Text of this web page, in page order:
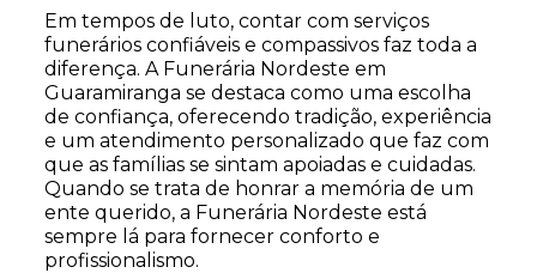
Em tempos de luto, contar com serviços
funerários confiáveis e compassivos faz toda a
diferença. A Funerária Nordeste em
Guaramiranga se destaca como uma escolha
de confiança, oferecendo tradição, experiência
e um atendimento personalizado que faz com
que as famílias se sintam apoiadas e cuidadas.
Quando se trata de honrar a memória de um
ente querido, a Funerária Nordeste está
sempre lá para fornecer conforto e
profissionalismo.